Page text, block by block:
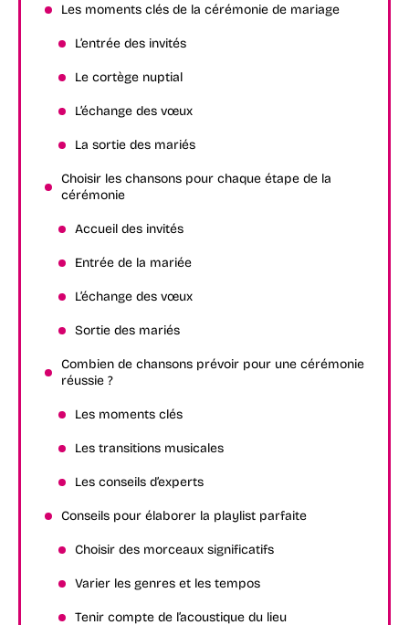
Les moments clés de la cérémonie de mariage
L’entrée des invités
Le cortège nuptial
L’échange des vœux
La sortie des mariés
Choisir les chansons pour chaque étape de la
cérémonie
Accueil des invités
Entrée de la mariée
L’échange des vœux
Sortie des mariés
Combien de chansons prévoir pour une cérémonie
réussie ?
Les moments clés
Les transitions musicales
Les conseils d’experts
Conseils pour élaborer la playlist parfaite
Choisir des morceaux significatifs
Varier les genres et les tempos
Tenir compte de l’acoustique du lieu